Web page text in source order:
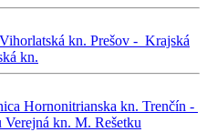
Vihorlatská kn. Prešov - Krajská
kn.
Hornonitrianska kn. Trenčín -
Verejná kn. M. Rešetku